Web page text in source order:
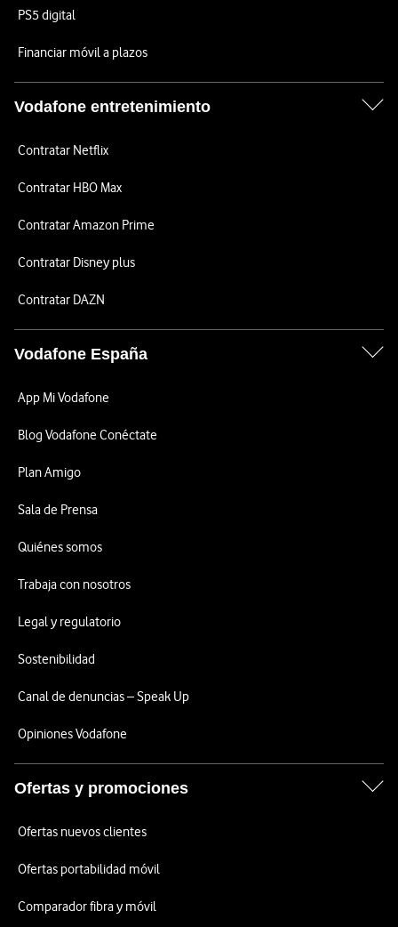
PS5 digital
Financiar móvil a plazos
Vodafone entretenimiento
Contratar Netflix
Contratar HBO Max
Contratar Amazon Prime
Contratar Disney plus
Contratar DAZN
Vodafone España
App Mi Vodafone
Blog Vodafone Conéctate
Plan Amigo
Sala de Prensa
Quiénes somos
Trabaja con nosotros
Legal y regulatorio
Sostenibilidad
Canal de denuncias – Speak Up
Opiniones Vodafone
Ofertas y promociones
Ofertas nuevos clientes
Ofertas portabilidad móvil
Comparador fibra y móvil